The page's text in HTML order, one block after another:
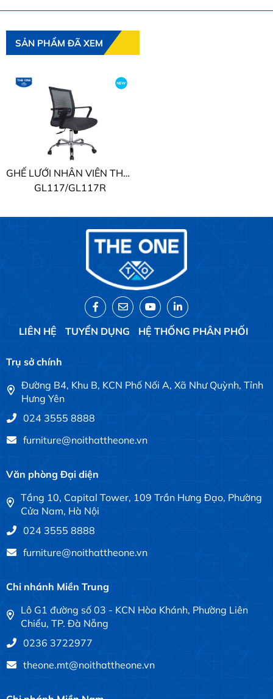
SẢN PHẨM ĐÃ XEM
GHẾ LƯỚI NHÂN VIÊN THE ONE
GL117/GL117R
LIÊN HỆ TUYỂN DỤNG HỆ THỐNG PHÂN PHỐI
Trụ sở chính
Đường B4, Khu B, KCN Phố Nối A, Xã Như Quỳnh, Tỉnh
Hưng Yên
024 3555 8888
furniture@noithattheone.vn
Văn phòng Đại diện
Tầng 10, Capital Tower, 109 Trần Hưng Đạo, Phường
Cửa Nam, Hà Nội
024 3555 8888
furniture@noithattheone.vn
Chi nhánh Miền Trung
Lô G1 đường số 03 - KCN Hòa Khánh, Phường Liên
Chiểu, TP. Đà Nẵng
0236 3722977
theone.mt@noithattheone.vn